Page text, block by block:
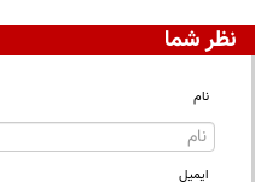
نظر شما
نام
ایمیل